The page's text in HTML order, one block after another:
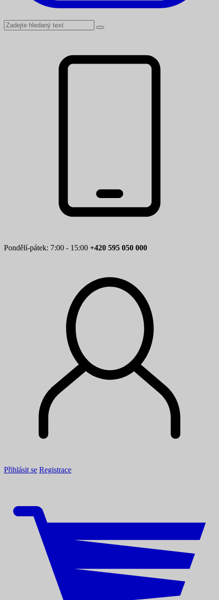
Pondělí-pátek: 7:00 - 15:00 +420 595 050 000
Přihlásit se Registrace